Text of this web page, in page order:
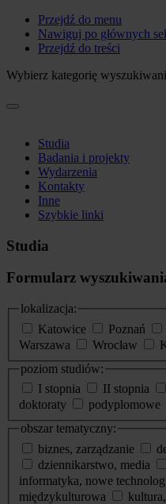
Przejdź do menu
Nawiguj po głównych
Przejdź do treści
Wybierz kategorię
Studia
Badania i projekty
Wydarzenia
Kontakty
Inne
Szybkie linki
Studia
Formularz
lokalizacja:
Katowice
Poznań
Warszawa
Wrocław
poziom studiów:
I stopnia
II stopnia
doktoraty
podyplomowe
obszar tematyczny:
biznes, zarządzanie
dziennikarstwo, media
informatyka, nowe
międzykulturowa